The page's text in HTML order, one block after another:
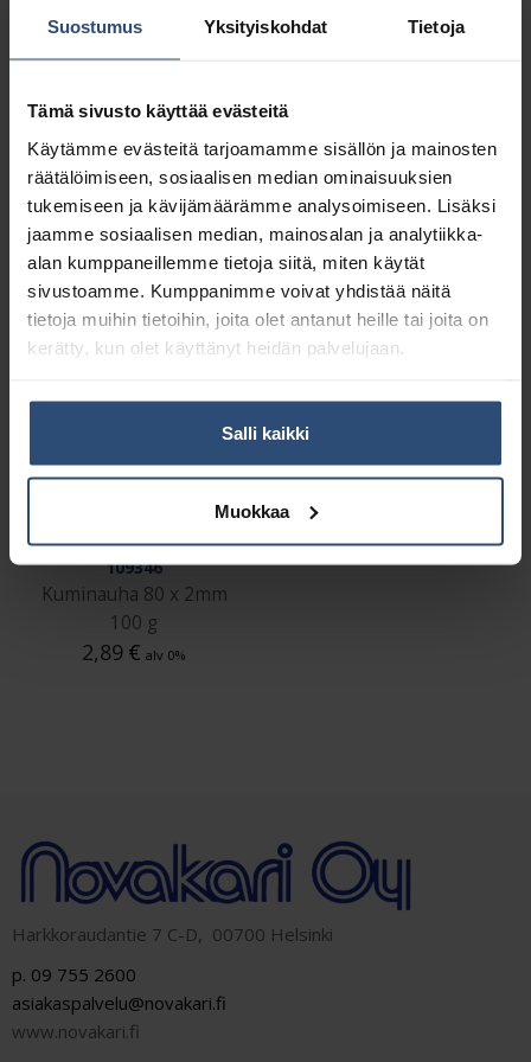
Suostumus Yksityiskohdat Tietoja
Tämä sivusto käyttää evästeitä
Käytämme evästeitä tarjoamamme sisällön ja mainosten
räätälöimiseen, sosiaalisen median ominaisuuksien
tukemiseen ja kävijämäärämme analysoimiseen. Lisäksi
jaamme sosiaalisen median, mainosalan ja analytiikka-
alan kumppaneillemme tietoja siitä, miten käytät
sivustoamme. Kumppanimme voivat yhdistää näitä
tietoja muihin tietoihin, joita olet antanut heille tai joita on
kerätty, kun olet käyttänyt heidän palvelujaan.
Salli kaikki
Muokkaa
Bostik Sinitarra 45g
2,66€ alv 0%
109346
Kuminauha 80 x 2mm
100 g
2,89 € alv 0%
Harkkoraudantie 7 C-D, 00700 Helsinki
p. 09 755 2600
asiakaspalvelu@novakari.fi
www.novakari.fi